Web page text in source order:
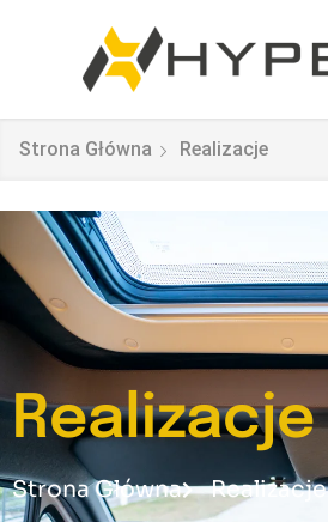
Strona Główna Realizacje
Realizacje
Strona Główna Realizacje